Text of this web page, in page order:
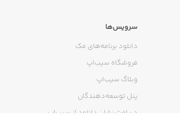
سرویس‌ها
دانلود برنامه‌های مک
فروشگاه سیب‌اپ
وبلاگ سیب‌اپ
پنل توسعه‌دهندگان
دریافت نشان دانلود از سیب‌اپ